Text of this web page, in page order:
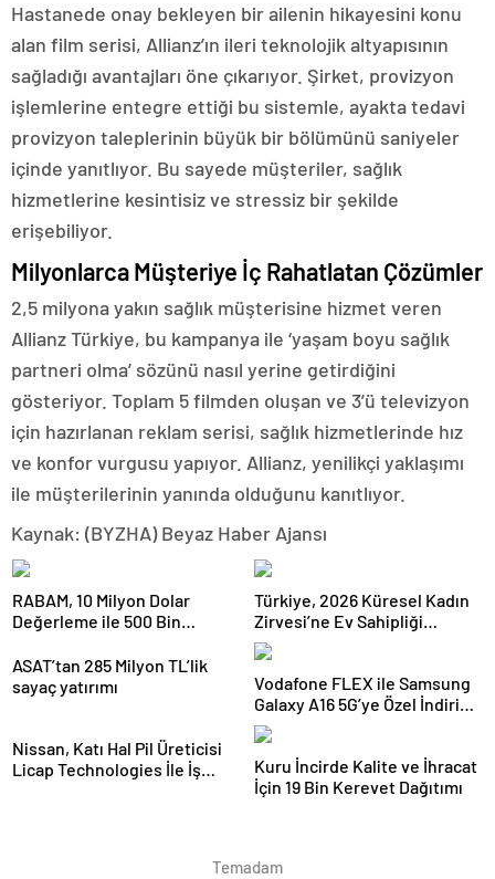
Hastanede onay bekleyen bir ailenin hikayesini konu
alan film serisi, Allianz’ın ileri teknolojik altyapısının
sağladığı avantajları öne çıkarıyor. Şirket, provizyon
işlemlerine entegre ettiği bu sistemle, ayakta tedavi
provizyon taleplerinin büyük bir bölümünü saniyeler
içinde yanıtlıyor. Bu sayede müşteriler, sağlık
hizmetlerine kesintisiz ve stressiz bir şekilde
erişebiliyor.
Milyonlarca Müşteriye İç Rahatlatan Çözümler
2,5 milyona yakın sağlık müşterisine hizmet veren
Allianz Türkiye, bu kampanya ile ‘yaşam boyu sağlık
partneri olma’ sözünü nasıl yerine getirdiğini
gösteriyor. Toplam 5 filmden oluşan ve 3’ü televizyon
için hazırlanan reklam serisi, sağlık hizmetlerinde hız
ve konfor vurgusu yapıyor. Allianz, yenilikçi yaklaşımı
ile müşterilerinin yanında olduğunu kanıtlıyor.
Kaynak: (BYZHA) Beyaz Haber Ajansı
RABAM, 10 Milyon Dolar
Değerleme ile 500 Bin
Türkiye, 2026 Küresel Kadın
Zirvesi’ne Ev Sahipliği
Yapacak
ASAT’tan 285 Milyon TL’lik
sayaç yatırımı
Vodafone FLEX ile Samsung
Galaxy A16 5G’ye Özel İndirim
ve İnternet Hediyesi
Nissan, Katı Hal Pil Üreticisi
Licap Technologies İle İş
Kuru İncirde Kalite ve İhracat
İçin 19 Bin Kerevet Dağıtımı
Temadam